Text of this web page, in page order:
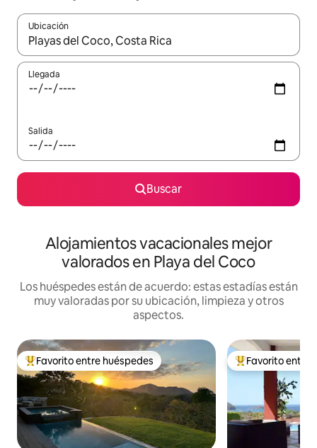
Ubicación
Cuando los resultados estén disponibles, navega con las
Llegada
Salida
Buscar
Alojamientos vacacionales mejor
valorados en Playa del Coco
Los huéspedes están de acuerdo: estas estadías están
muy valoradas por su ubicación, limpieza y otros
aspectos.
Favorito entre huéspedes preferido
Favorito entre huéspedes Favorito entre
Favorito entre